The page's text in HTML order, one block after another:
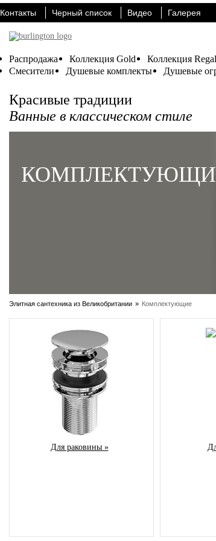
Контакты Черный список Видео Галерея
Распродажа Коллекция Gold Коллекция Regal
Смесители
Душевые комплекты Душевые
Красивые традиции
Ванные в классическом стиле
Элитная сантехника из Великобритании » Комплектующие
Для раковины »